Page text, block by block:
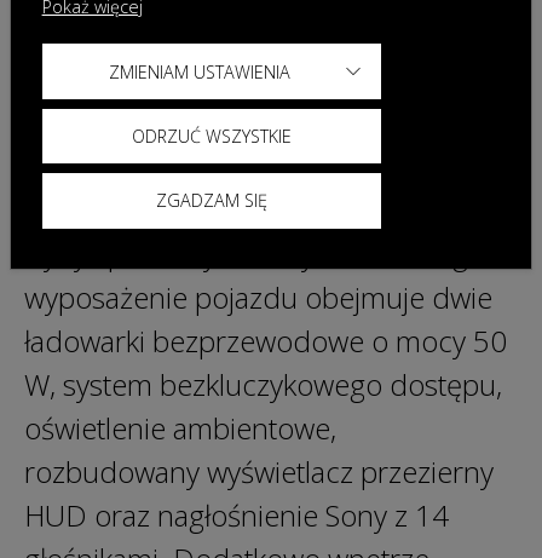
O komfort podróży dbają natomiast
elektrycznie regulowane,
podgrzewane i wentylowane fotele.
Zostały one również wyposażone w
funkcję masażu, która oferuje różne
wyposażenie pojazdu obejmuje dwie
ładowarki bezprzewodowe o mocy 50
W, system bezkluczykowego dostępu,
oświetlenie ambientowe,
rozbudowany wyświetlacz przezierny
HUD oraz nagłośnienie Sony z 14
Pokaż więcej
ZMIENIAM USTAWIENIA
ODRZUĆ WSZYSTKIE
ZGADZAM SIĘ